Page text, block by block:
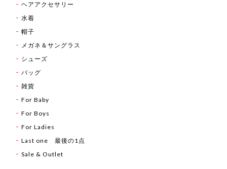
ヘアアクセサリー
水着
帽子
メガネ＆サングラス
シューズ
バッグ
雑貨
For Baby
For Boys
For Ladies
Last one 最後の1点
Sale & Outlet